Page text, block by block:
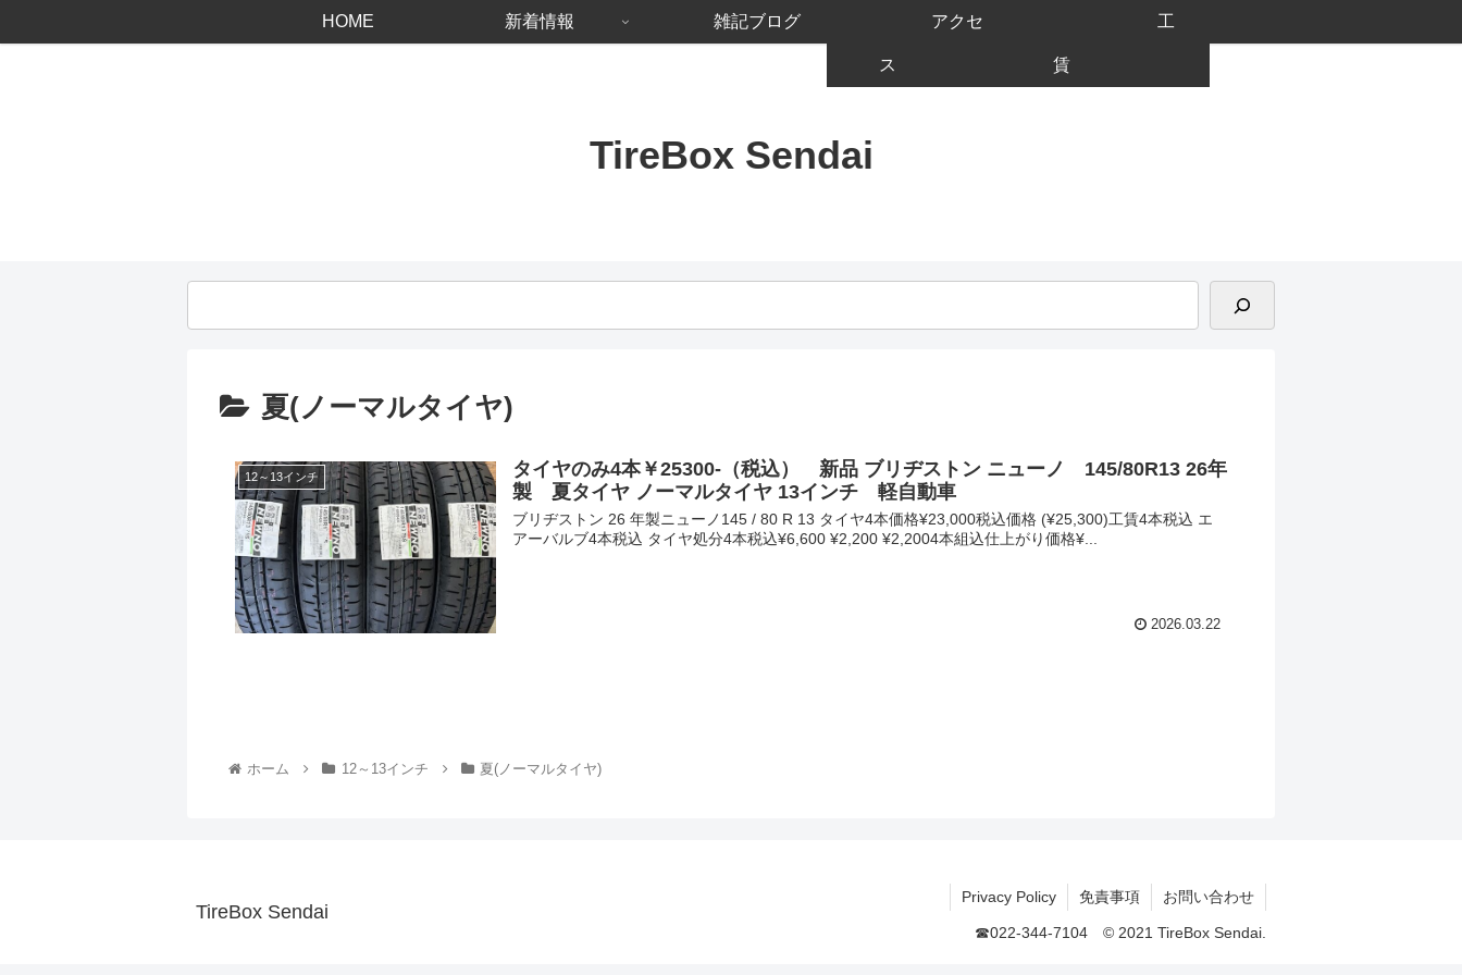
TireBox Sendai
HOME 新着情報 雑記ブログ アクセ
ス
工
賃
夏(ノーマルタイヤ)
12～13インチ
タイヤのみ4本￥25300-（税込） 新品 ブリヂストン ニューノ 145/80R13 26年
製 夏タイヤ ノーマルタイヤ 13インチ 軽自動車
ブリヂストン 26 年製ニューノ145 / 80 R 13 タイヤ4本価格¥23,000税込価格 (¥25,300)工賃4本税込 エ
アーバルブ4本税込 タイヤ処分4本税込¥6,600 ¥2,200 ¥2,2004本組込仕上がり価格¥...
2026.03.22
ホーム 12～13インチ 夏(ノーマルタイヤ)
TireBox Sendai
Privacy Policy 免責事項 お問い合わせ
☎022-344-7104 © 2021 TireBox Sendai.